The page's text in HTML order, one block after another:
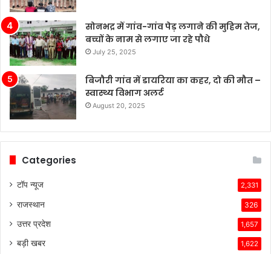
सोनभद्र में गांव-गांव पेड़ लगाने की मुहिम तेज,
बच्चों के नाम से लगाए जा रहे पौधे
July 25, 2025
बिजौरी गांव में डायरिया का कहर, दो की मौत –
स्वास्थ्य विभाग अलर्ट
August 20, 2025
Categories
टॉप न्यूज 2,331
राजस्थान 326
उत्तर प्रदेश 1,657
बड़ी खबर 1,622